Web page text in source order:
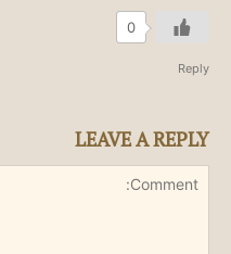
0
Reply
LEAVE A REPLY